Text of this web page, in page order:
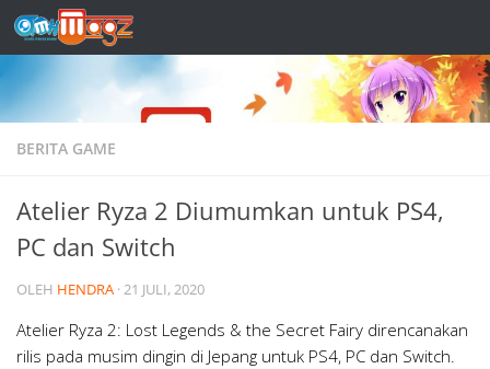
Skip to content
BERITA GAME
Atelier Ryza 2 Diumumkan untuk PS4,
PC dan Switch
OLEH HENDRA ·21 JULI, 2020
Atelier Ryza 2: Lost Legends & the Secret Fairy direncanakan
rilis pada musim dingin di Jepang untuk PS4, PC dan Switch.